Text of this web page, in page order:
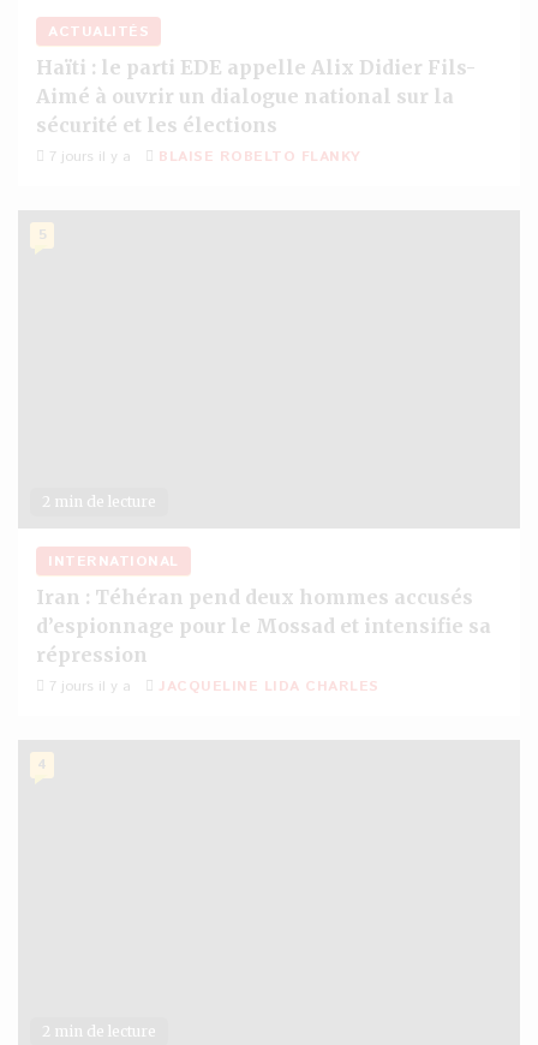
ACTUALITÉS
Haïti : le parti EDE appelle Alix Didier Fils-
Aimé à ouvrir un dialogue national sur la
sécurité et les élections
7 jours il y a BLAISE ROBELTO FLANKY
2 min de lecture
5
INTERNATIONAL
Iran : Téhéran pend deux hommes accusés
d’espionnage pour le Mossad et intensifie sa
répression
7 jours il y a JACQUELINE LIDA CHARLES
2 min de lecture
4